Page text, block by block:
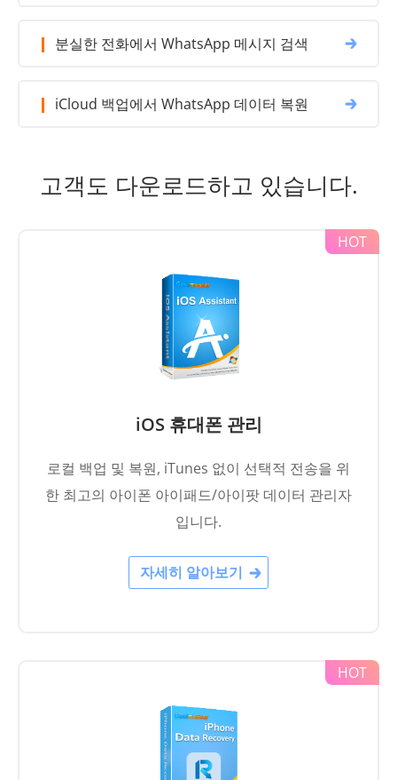
분실한 전화에서 WhatsApp 메시지 검색
iCloud 백업에서 WhatsApp 데이터 복원
고객도 다운로드하고 있습니다.
iOS 휴대폰 관리
로컬 백업 및 복원, iTunes 없이 선택적 전송을 위
한 최고의 아이폰 아이패드/아이팟 데이터 관리자
입니다.
자세히 알아보기